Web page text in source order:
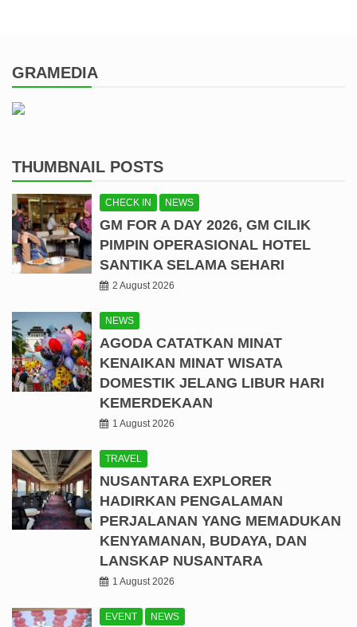
GRAMEDIA
THUMBNAIL POSTS
CHECK IN NEWS
GM FOR A DAY 2026, GM CILIK
PIMPIN OPERASIONAL HOTEL
SANTIKA SELAMA SEHARI
2 August 2026
NEWS
AGODA CATATKAN MINAT
KENAIKAN MINAT WISATA
DOMESTIK JELANG LIBUR HARI
KEMERDEKAAN
1 August 2026
TRAVEL
NUSANTARA EXPLORER
HADIRKAN PENGALAMAN
PERJALANAN YANG MEMADUKAN
KENYAMANAN, BUDAYA, DAN
LANSKAP NUSANTARA
1 August 2026
EVENT NEWS